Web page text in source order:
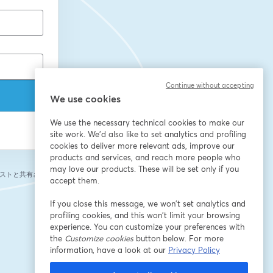
トと共有されま
We use cookies
We use the necessary technical cookies to make our
site work. We'd also like to set analytics and profiling
cookies to deliver more relevant ads, improve our
products and services, and reach more people who
may love our products. These will be set only if you
accept them.
If you close this message, we won’t set analytics and
profiling cookies, and this won’t limit your browsing
experience. You can customize your preferences with
the Customize cookiesbutton below. For more
information, have a look at our Privacy Policy
Continue without accepting